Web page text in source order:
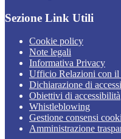
Sezione Link Utili
Cookie policy
Note legali
Informativa Privacy
Ufficio Relazioni con il
Dichiarazione di
Obiettivi di accessibilità
Whistleblowing
Gestione consensi
Amministrazione